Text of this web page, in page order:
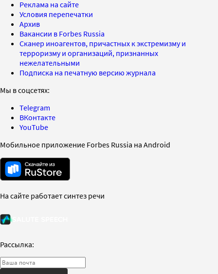
Реклама на сайте
Условия перепечатки
Архив
Вакансии в Forbes Russia
Сканер иноагентов, причастных к экстремизму и
терроризму и организаций, признанных
нежелательными
Подписка на печатную версию журнала
Мы в соцсетях:
Telegram
ВКонтакте
YouTube
Мобильное приложение Forbes Russia на Android
На сайте работает синтез речи
Рассылка: